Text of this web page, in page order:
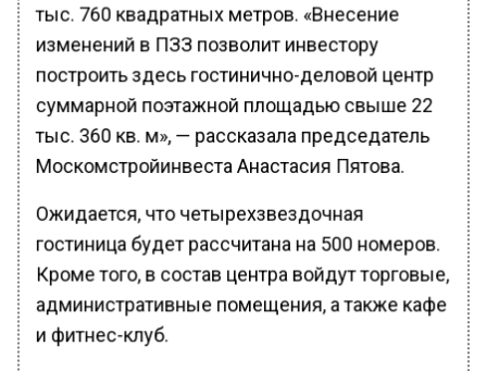
тыс. 760 квадратных метров. «Внесение
изменений в ПЗЗ позволит инвестору
построить здесь гостинично-деловой центр
суммарной поэтажной площадью свыше 22
тыс. 360 кв. м», — рассказала председатель
Москомстройинвеста Анастасия Пятова.
Ожидается, что четырехзвездочная
гостиница будет рассчитана на 500 номеров.
Кроме того, в состав центра войдут торговые,
административные помещения, а также кафе
и фитнес-клуб.